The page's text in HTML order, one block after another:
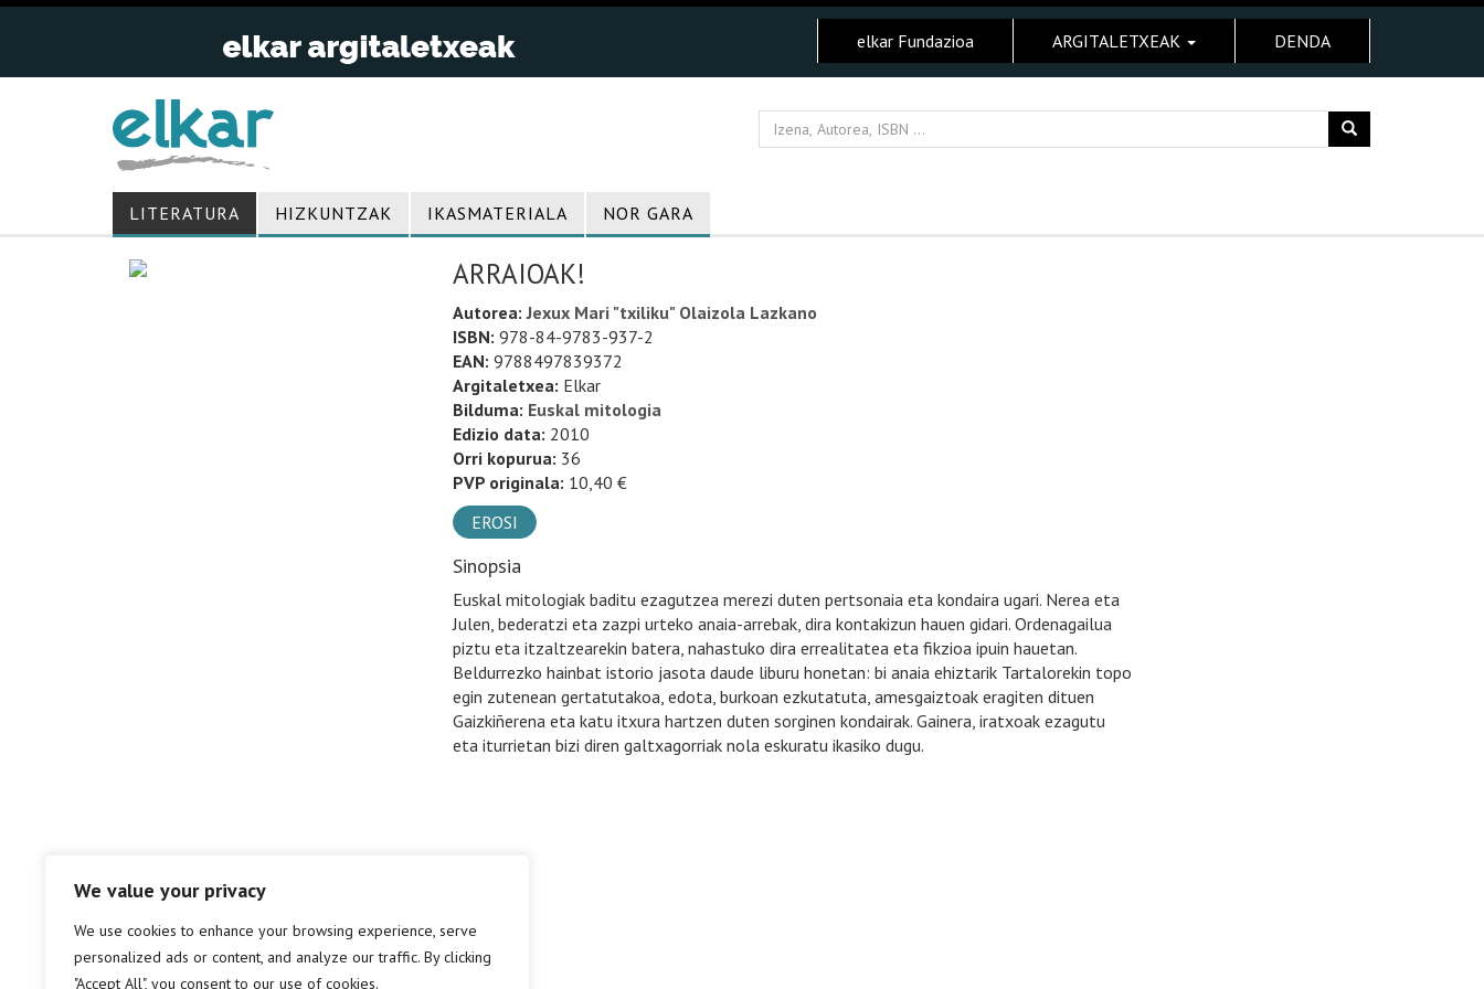
We value your privacy
We use cookies to enhance your browsing experience, serve
personalized ads or content, and analyze our traffic. By clicking
"Accept All", you consent to our use of cookies.
elkar Fundazioa ARGITALETXEAK DENDA
LITERATURA HIZKUNTZAK IKASMATERIALA NOR GARA
ARRAIOAK!
Autorea:Jexux Mari "txiliku" Olaizola Lazkano
ISBN: 978-84-9783-937-2
EAN: 9788497839372
Argitaletxea: Elkar
Bilduma: Euskal mitologia
Edizio data: 2010
Orri kopurua: 36
PVP originala: 10,40 €
EROSI
Sinopsia
Euskal mitologiak baditu ezagutzea merezi duten pertsonaia eta kondaira ugari. Nerea eta
Julen, bederatzi eta zazpi urteko anaia-arrebak, dira kontakizun hauen gidari. Ordenagailua
piztu eta itzaltzearekin batera, nahastuko dira errealitatea eta fikzioa ipuin hauetan.
Beldurrezko hainbat istorio jasota daude liburu honetan: bi anaia ehiztarik Tartalorekin topo
egin zutenean gertatutakoa, edota, burkoan ezkutatuta, amesgaiztoak eragiten dituen
Gaizkiñerena eta katu itxura hartzen duten sorginen kondairak. Gainera, iratxoak ezagutu
eta iturrietan bizi diren galtxagorriak nola eskuratu ikasiko dugu.